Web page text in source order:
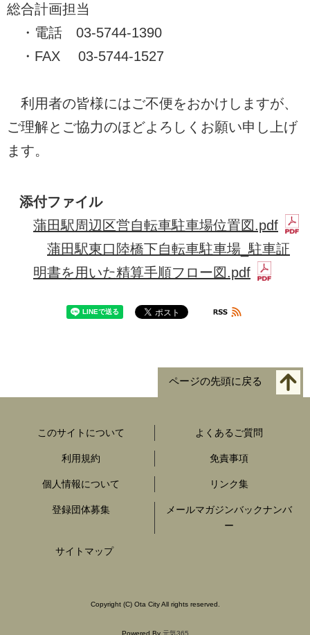
総合計画担当
・電話 03-5744-1390
・FAX 03-5744-1527
利用者の皆様にはご不便をおかけしますが、
ご理解とご協力のほどよろしくお願い申し上げ
ます。
添付ファイル
蒲田駅周辺区営自転車駐車場位置図.pdf
蒲田駅東口陸橋下自転車駐車場_駐車証
明書を用いた精算手順フロー図.pdf
ページの先頭に戻る
このサイトについて よくあるご質問
利用規約 免責事項
個人情報について リンク集
登録団体募集
メールマガジンバックナンバ
ー
サイトマップ
Copyright (C) Ota City All rights reserved.
Powered By 元気365